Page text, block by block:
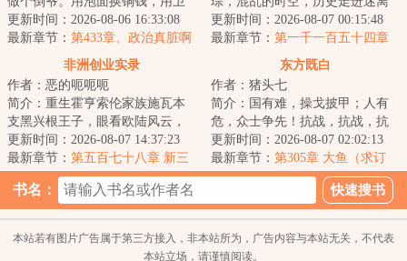
生纸换人情，用现代药救古代
命。可他没想到，...
更新时间：2026-08-06 16:33:08
最新章节： 第433章、政治真脏啊
支路，无数彪炳史册的英士人
杰，湮没在时光的...
更新时间：2026-08-07 00:15:48
最新章节： 第一千一百五十四章
非洲创业实录
作者：恶的呃呃呃
简介：重生霍亨索伦家族施瓦本
支黑兴根王子，眼看欧陆风云，
大战将起，这欧陆不待也罢。东
非圈地，移民开...
更新时间：2026-08-07 14:37:23
最新章节： 第五百七十八章 新三
东方既白
作者：猪头七
简介：国有难，操戈披甲；人有
危，众士争先！抗战，抗战，抗
战，东方既白！前作《我的谍战
岁月》，万订作...
更新时间：2026-08-07 02:02:13
最新章节： 第305章 大鱼（求订
阅，求月票）
书名：
本站若有图片广告属于第三方接入，非本站所为，广告内容与本站无关，不代表
本站立场，请谨慎阅读。